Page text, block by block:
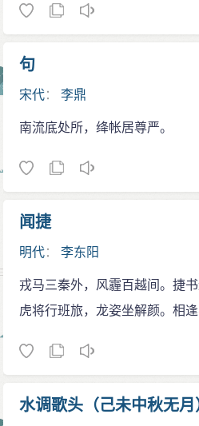
句
宋代：李鼎
南流底处所，绛帐居尊严。
闻捷
明代：李东阳
戎马三秦外，风霾百越间。捷
虎将行班旅，龙姿坐解颜。相
水调歌头（己未中秋无月